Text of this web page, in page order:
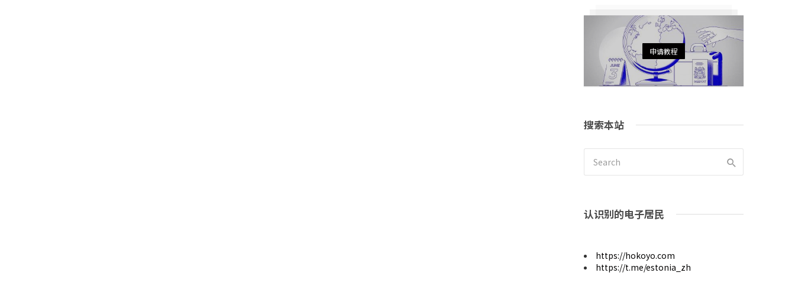
申请教程
搜索本站
认识别的电子居民
https://hokoyo.com
https://t.me/estonia_zh